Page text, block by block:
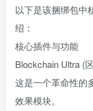
以下是该捆绑包中
绍：
核心插件与功能
Blockchain Ultra (
这是一个革命性的
效果模块。